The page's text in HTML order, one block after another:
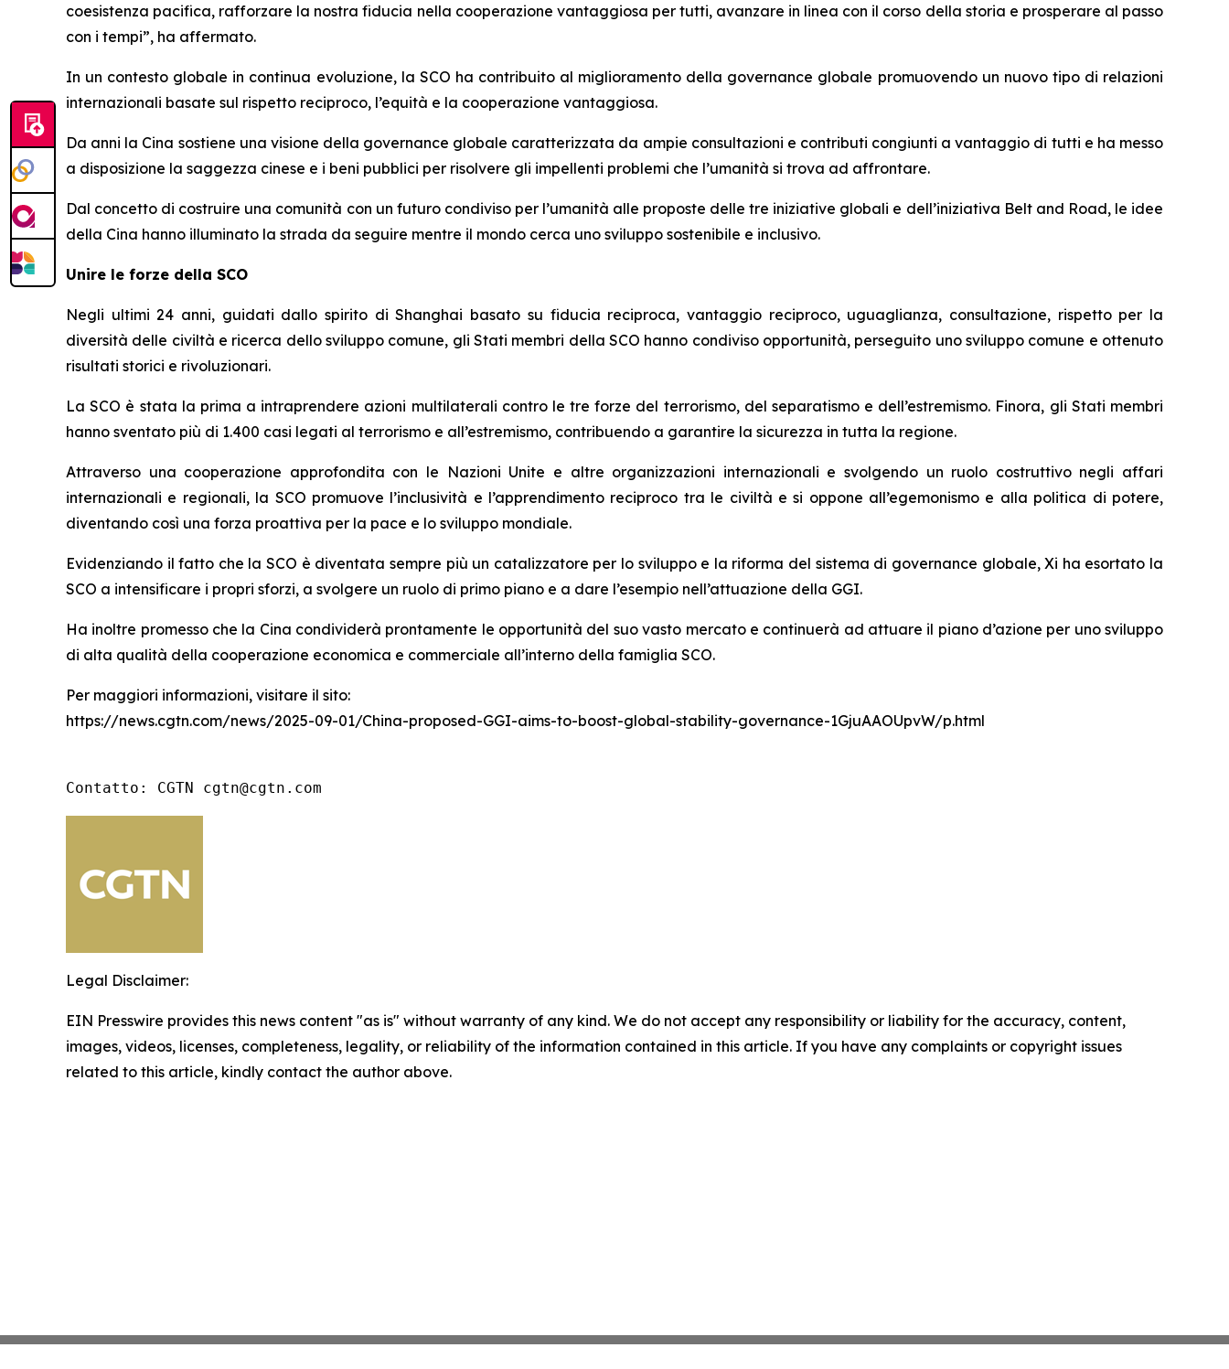
coesistenza pacifica, rafforzare la nostra fiducia nella cooperazione vantaggiosa per tutti, avanzare in linea con il corso della storia e prosperare al passo
con i tempi”, ha affermato.
In un contesto globale in continua evoluzione, la SCO ha contribuito al miglioramento della governance globale promuovendo un nuovo tipo di relazioni
internazionali basate sul rispetto reciproco, l’equità e la cooperazione vantaggiosa.
Da anni la Cina sostiene una visione della governance globale caratterizzata da ampie consultazioni e contributi congiunti a vantaggio di tutti e ha messo
a disposizione la saggezza cinese e i beni pubblici per risolvere gli impellenti problemi che l’umanità si trova ad affrontare.
Dal concetto di costruire una comunità con un futuro condiviso per l’umanità alle proposte delle tre iniziative globali e dell’iniziativa Belt and Road, le idee
della Cina hanno illuminato la strada da seguire mentre il mondo cerca uno sviluppo sostenibile e inclusivo.
Unire le forze della SCO
Negli ultimi 24 anni, guidati dallo spirito di Shanghai basato su fiducia reciproca, vantaggio reciproco, uguaglianza, consultazione, rispetto per la
diversità delle civiltà e ricerca dello sviluppo comune, gli Stati membri della SCO hanno condiviso opportunità, perseguito uno sviluppo comune e ottenuto
risultati storici e rivoluzionari.
La SCO è stata la prima a intraprendere azioni multilaterali contro le tre forze del terrorismo, del separatismo e dell’estremismo. Finora, gli Stati membri
hanno sventato più di 1.400 casi legati al terrorismo e all’estremismo, contribuendo a garantire la sicurezza in tutta la regione.
Attraverso una cooperazione approfondita con le Nazioni Unite e altre organizzazioni internazionali e svolgendo un ruolo costruttivo negli affari
internazionali e regionali, la SCO promuove l’inclusività e l’apprendimento reciproco tra le civiltà e si oppone all’egemonismo e alla politica di potere,
diventando così una forza proattiva per la pace e lo sviluppo mondiale.
Evidenziando il fatto che la SCO è diventata sempre più un catalizzatore per lo sviluppo e la riforma del sistema di governance globale, Xi ha esortato la
SCO a intensificare i propri sforzi, a svolgere un ruolo di primo piano e a dare l’esempio nell’attuazione della GGI.
Ha inoltre promesso che la Cina condividerà prontamente le opportunità del suo vasto mercato e continuerà ad attuare il piano d’azione per uno sviluppo
di alta qualità della cooperazione economica e commerciale all’interno della famiglia SCO.
Per maggiori informazioni, visitare il sito:
https://news.cgtn.com/news/2025-09-01/China-proposed-GGI-aims-to-boost-global-stability-governance-1GjuAAOUpvW/p.html
Contatto: CGTN cgtn@cgtn.com
Legal Disclaimer:
EIN Presswire provides this news content "as is" without warranty of any kind. We do not accept any responsibility or liability for the accuracy, content,
images, videos, licenses, completeness, legality, or reliability of the information contained in this article. If you have any complaints or copyright issues
related to this article, kindly contact the author above.